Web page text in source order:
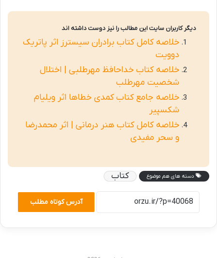
دیگر کاربران سایت این مطالب را نیز دوست داشته اند
خلاصه کامل کتاب برادران سیسترز اثر پاتریک
دوویت
خلاصه کتاب خداحافظ مهرطلبی | اختلال
شخصیت مهرطلب
خلاصه جامع کتاب کمدی خطاها اثر ویلیام
شکسپیر
خلاصه کامل کتاب هنر درمانی | اثر محمدرضا
و سحر مفیدی
دسته های هم موضوع کتاب
آدرس کوتاه مطلب